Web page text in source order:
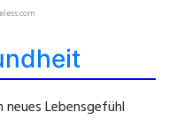
Lebensgefühl